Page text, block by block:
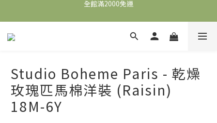
加入會員，即可獲得$100購物金，可立即於首購使用。
滿5000送500購物金，滿8000送800購物金
Studio Boheme Paris - 乾燥
玫瑰匹馬棉洋裝 (Raisin)
18M-6Y